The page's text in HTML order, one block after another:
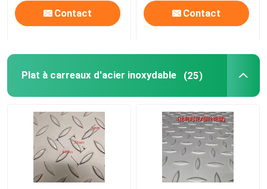
Contact Contact
Plat à carreaux d'acier inoxydable (25)